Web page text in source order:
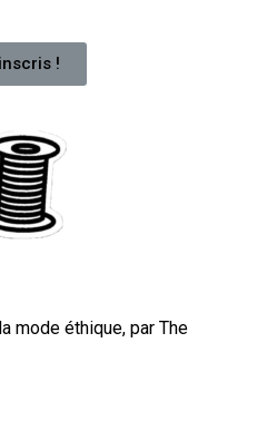
!
mode éthique, par The